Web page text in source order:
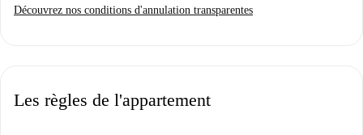
Découvrez nos conditions d'annulation transparentes
Les règles de l'appartement